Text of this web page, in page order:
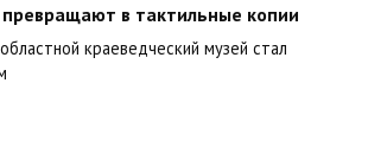
в тактильные копии
краеведческий музей стал